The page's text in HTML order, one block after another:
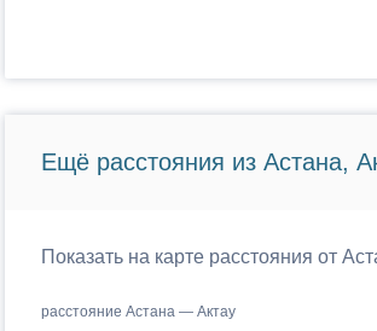
Ещё расстояния из Астана,
Показать на карте расстояния от
расстояние Астана — Актау